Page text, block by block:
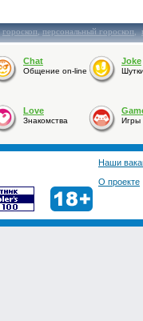
гороскоп,персональный гороскоп,
Chat
Общение on-line
Joke
Love
Знакомства Игры
Наши
О проекте